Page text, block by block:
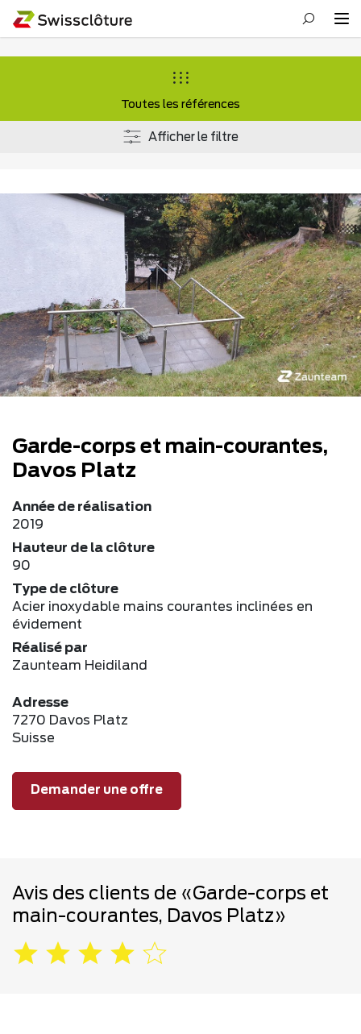
Toutes les références
Afficher le filtre
Garde-corps et main-courantes,
Davos Platz
Année de réalisation
2019
Hauteur de la clôture
90
Type de clôture
Acier inoxydable mains courantes inclinées en
évidement
Réalisé par
Zaunteam Heidiland
Adresse
7270 Davos Platz
Suisse
Demander une offre
Avis des clients de «Garde-corps et
main-courantes, Davos Platz»